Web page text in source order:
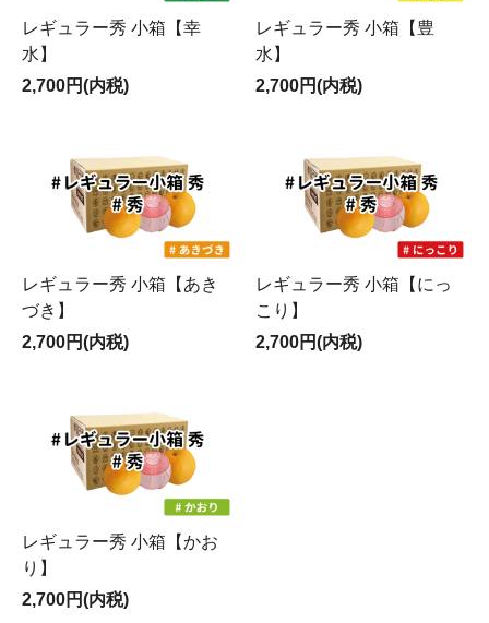
レギュラー秀 小箱【幸
水】
2,700円(内税)
レギュラー秀 小箱【豊
水】
2,700円(内税)
レギュラー秀 小箱【あき
づき】
2,700円(内税)
レギュラー秀 小箱【にっ
こり】
2,700円(内税)
レギュラー秀 小箱【かお
り】
2,700円(内税)